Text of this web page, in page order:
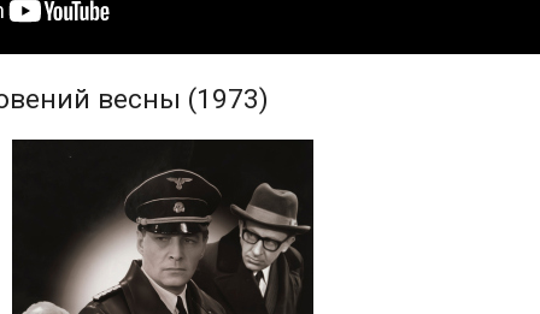
весны (1973)